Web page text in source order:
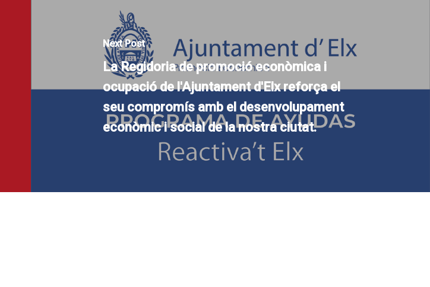
Next Post
La Regidoria de promoció econòmica i
ocupació de l'Ajuntament d'Elx reforça el
seu compromís amb el desenvolupament
econòmic i social de la nostra ciutat.